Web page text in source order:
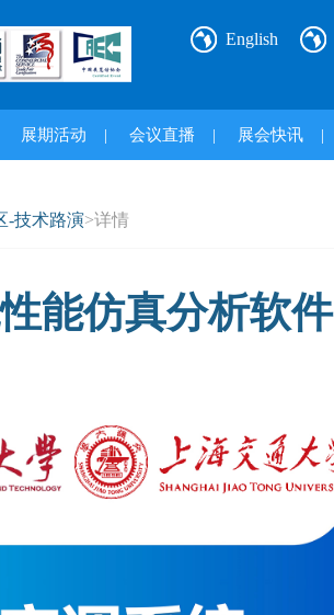
English
展期活动 | 会议直播 | 展会快讯 |
-技术路演>详情
能仿真分析软件